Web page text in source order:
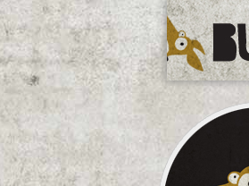
CityDogs